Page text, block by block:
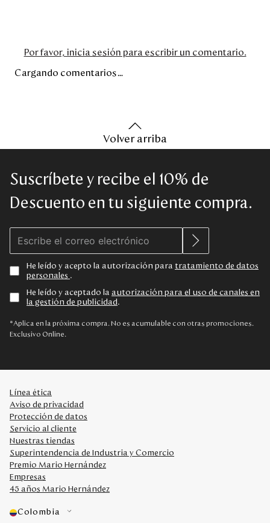
Por favor, inicia sesión para escribir un comentario.
Cargando comentarios…
Volver arriba
Suscríbete y recibe el 10% de
Descuento en tu siguiente compra.
He leído y acepto la autorización para tratamiento de datos
personales .
He leído y aceptado la autorización para el uso de canales en
la gestión de publicidad .
*Aplica en la próxima compra. No es acumulable con otras promociones.
Exclusivo Online.
Línea ética
Aviso de privacidad
Protección de datos
Servicio al cliente
Nuestras tiendas
Superintendencia de Industria y Comercio
Premio Mario Hernández
Empresas
45 años Mario Hernández
Colombia